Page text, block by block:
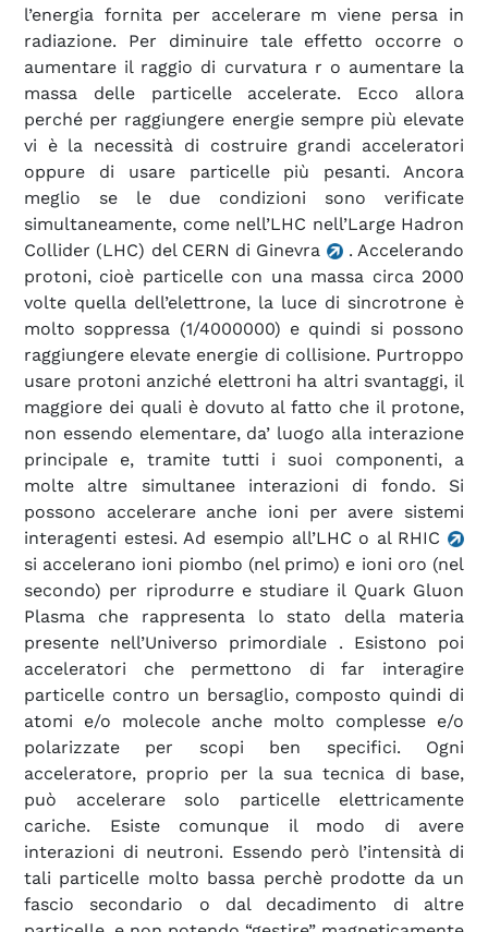
l’energia fornita per accelerare m viene persa in
radiazione. Per diminuire tale effetto occorre o
aumentare il raggio di curvatura r o aumentare la
massa delle particelle accelerate. Ecco allora
perché per raggiungere energie sempre più elevate
vi è la necessità di costruire grandi acceleratori
oppure di usare particelle più pesanti. Ancora
meglio se le due condizioni sono verificate
simultaneamente, come nell’LHC nell’Large Hadron
Collider (LHC) del CERN di Ginevra
. Accelerando
protoni, cioè particelle con una massa circa 2000
volte quella dell’elettrone, la luce di sincrotrone è
molto soppressa (1/4000000) e quindi si possono
raggiungere elevate energie di collisione. Purtroppo
usare protoni anziché elettroni ha altri svantaggi, il
maggiore dei quali è dovuto al fatto che il protone,
non essendo elementare, da’ luogo alla interazione
principale e, tramite tutti i suoi componenti, a
molte altre simultanee interazioni di fondo. Si
possono accelerare anche ioni per avere sistemi
interagenti estesi. Ad esempio all’LHC o al RHIC
si accelerano ioni piombo (nel primo) e ioni oro (nel
secondo) per riprodurre e studiare il Quark Gluon
Plasma che rappresenta lo stato della materia
presente nell’Universo primordiale . Esistono poi
acceleratori che permettono di far interagire
particelle contro un bersaglio, composto quindi di
atomi e/o molecole anche molto complesse e/o
polarizzate per scopi ben specifici. Ogni
acceleratore, proprio per la sua tecnica di base,
può accelerare solo particelle elettricamente
cariche. Esiste comunque il modo di avere
interazioni di neutroni. Essendo però l’intensità di
tali particelle molto bassa perchè prodotte da un
fascio secondario o dal decadimento di altre